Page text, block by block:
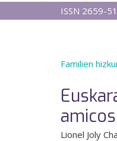
ISSN 2659-
Familien
Lionel Joly